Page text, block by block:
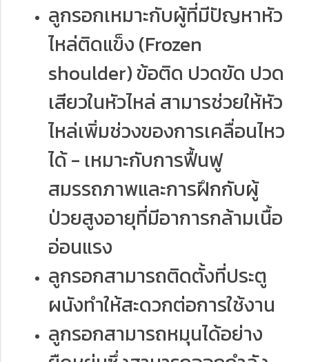
ลูกรอกเหมาะกับผู้ที่มีปัญหาหัว
ไหล่ติดแข็ง (Frozen
shoulder) ข้อติด ปวดขัด ปวด
เสียวในหัวไหล่ สามารช่วยให้หัว
ไหล่เพิ่มช่วงของการเคลื่อนไหว
ได้ - เหมาะกับการฟื้นฟู
สมรรถภาพและการฝึกกับผู้
ป่วยสูงอายุที่มีอาการกล้ามเนื้อ
อ่อนแรง
ลูกรอกสามารถติดตั้งที่ประตู
ผนังทำให้สะดวกต่อการใช้งาน
ลูกรอกสามารถหมุนได้อย่าง